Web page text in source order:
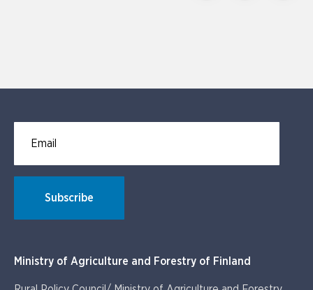
Subscribe
Ministry of Agriculture and Forestry of Finland